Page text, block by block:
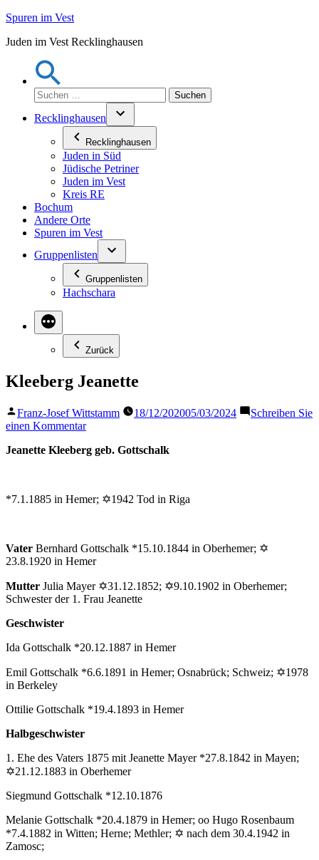
Zum
springen
Spuren im Vest
Juden im Vest Recklinghausen
Suchen
nach:
Recklinghausen
Recklinghausen
Juden in Süd
Jüdische Petriner
Juden im Vest
Kreis RE
Bochum
Andere Orte
Spuren im Vest
Gruppenlisten
Gruppenlisten
Hachschara
Zurück
Kleeberg Jeanette
Veröffentlicht
von
Franz-Josef Wittstamm 18/12/202005/03/2024
Schreiben Sie
einen Kommentarzu
Jeanette
Jeanette Kleeberg geb. Gottschalk
*7.1.1885 in Hemer; ✡1942 Tod in Riga
Vater Bernhard Gottschalk *15.10.1844 in Oberhemer; ✡
23.8.1920 in Hemer
Mutter Julia Mayer ✡31.12.1852; ✡9.10.1902 in Oberhemer;
Schwester der 1. Frau Jeanette
Geschwister
Ida Gottschalk *20.12.1887 in Hemer
Emil Gottschalk *6.6.1891 in Hemer; Osnabrück; Schweiz; ✡1978
in Berkeley
Ottilie Gottschalk *19.4.1893 in Hemer
Halbgeschwister
1. Ehe des Vaters 1875 mit Jeanette Mayer *27.8.1842 in Mayen;
✡21.12.1883 in Oberhemer
Siegmund Gottschalk *12.10.1876
Melanie Gottschalk *20.4.1879 in Hemer; oo Hugo Rosenbaum
*7.4.1882 in Witten; Herne; Methler; ✡ nach dem 30.4.1942 in
Zamosc;